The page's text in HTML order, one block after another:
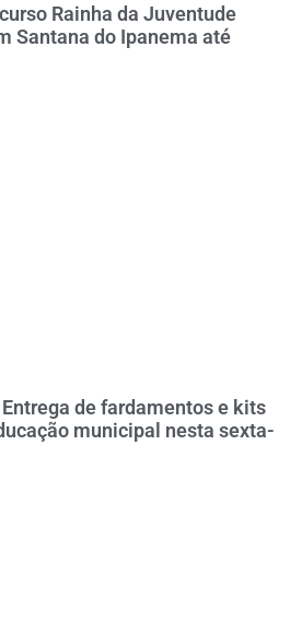
Rainha da Juventude
Santana do Ipanema até
de fardamentos e kits
municipal nesta sexta-